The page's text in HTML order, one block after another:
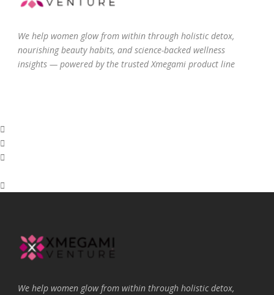
We help women glow from within through holistic detox,
nourishing beauty habits, and science-backed wellness
insights — powered by the trusted Xmegami product line
We help women glow from within through holistic detox,